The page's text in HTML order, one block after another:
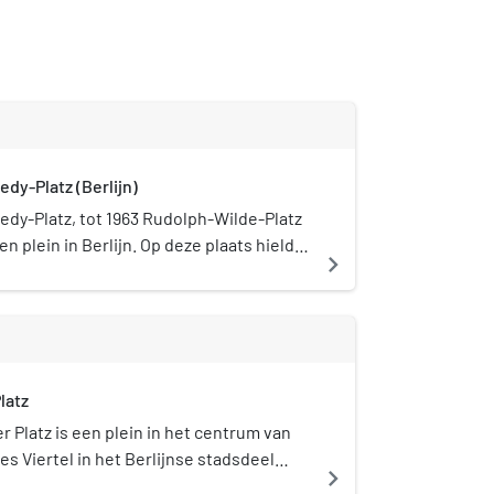
Platz (Berlijn)
Platz, tot 1963 Rudolph-Wilde-Platz
plein in Berlijn. Op deze plaats hield
navigate_next
Platz is een plein in het centrum van
Viertel in het Berlijnse stadsdeel
navigate_next